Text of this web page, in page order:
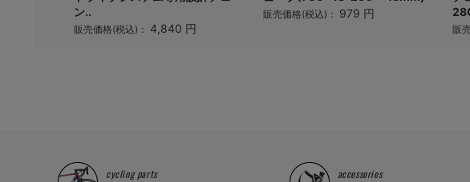
ン..
販売価格(税込)： 4,840 円
販売価格(税込)： 979 円
販
cycling parts
accessories